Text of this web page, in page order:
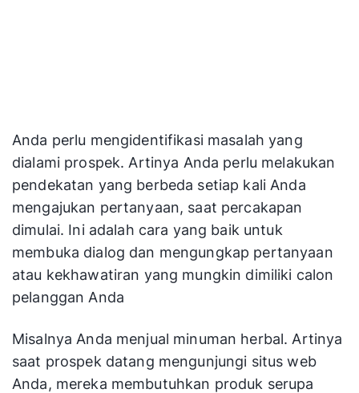
Anda perlu mengidentifikasi masalah yang
dialami prospek. Artinya Anda perlu melakukan